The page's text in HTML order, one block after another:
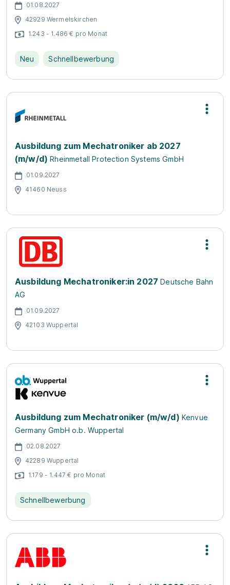
01.08.2027
42929 Wermelskirchen
1.243 - 1.486 € pro Monat
Neu Schnellbewerbung
Ausbildung zum Mechatroniker ab 2027
(m/w/d) Rheinmetall Protection Systems GmbH
01.09.2027
41460 Neuss
Ausbildung Mechatroniker:in 2027 Deutsche Bahn
AG
01.09.2027
42103 Wuppertal
Ausbildung zum Mechatroniker (m/w/d) Kenvue
Germany GmbH o.b. Wuppertal
02.08.2027
42289 Wuppertal
1.179 - 1.447 € pro Monat
Schnellbewerbung